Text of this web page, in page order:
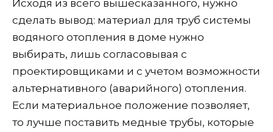
Исходя из всего вышесказанного, нужно
сделать вывод: материал для труб системы
водяного отопления в доме нужно
выбирать, лишь согласовывая с
проектировщиками и с учетом возможности
альтернативного (аварийного) отопления.
Если материальное положение позволяет,
то лучше поставить медные трубы, которые